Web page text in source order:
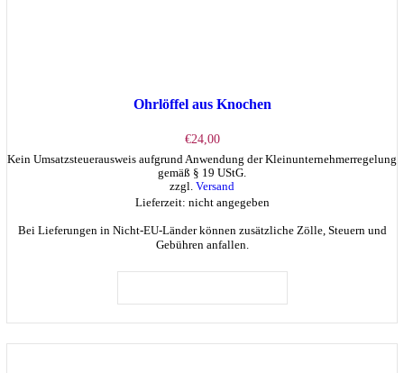
Ohrlöffel aus Knochen
€24,00
Kein Umsatzsteuerausweis aufgrund Anwendung der Kleinunternehmerregelung
gemäß § 19 UStG.
zzgl. Versand
Lieferzeit: nicht angegeben
Bei Lieferungen in Nicht-EU-Länder können zusätzliche Zölle, Steuern und
Gebühren anfallen.